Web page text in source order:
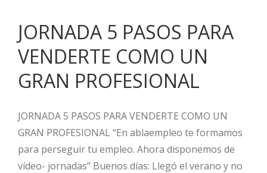
JORNADA 5 PASOS PARA
VENDERTE COMO UN
GRAN PROFESIONAL
JORNADA 5 PASOS PARA VENDERTE COMO UN
GRAN PROFESIONAL “En ablaempleo te formamos
para perseguir tu empleo. Ahora disponemos de
vídeo- jornadas” Buenos días: Llegó el verano y no